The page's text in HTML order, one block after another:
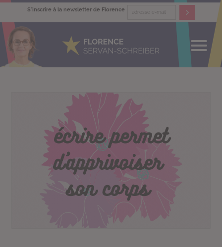
S'inscrire à la newsletter de Florence